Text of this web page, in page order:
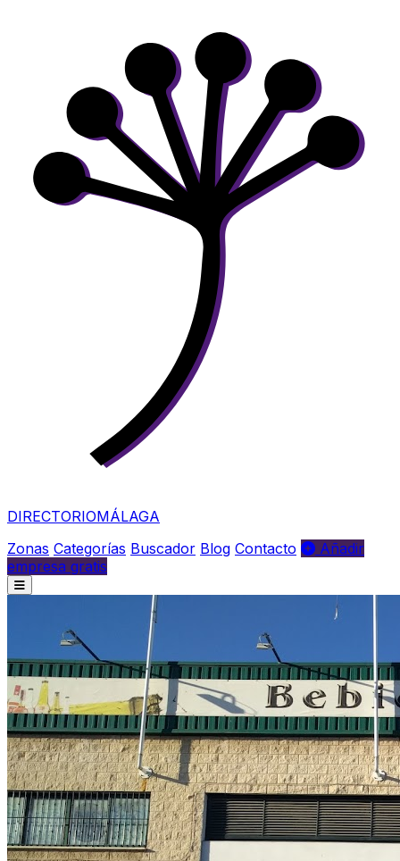
DIRECTORIOMÁLAGA
Zonas Categorías Buscador Blog Contacto
Añadir
empresa gratis